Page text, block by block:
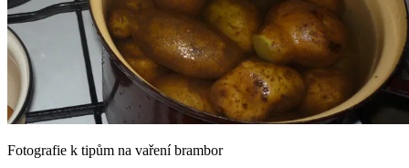
Fotografie k tipům na vaření brambor